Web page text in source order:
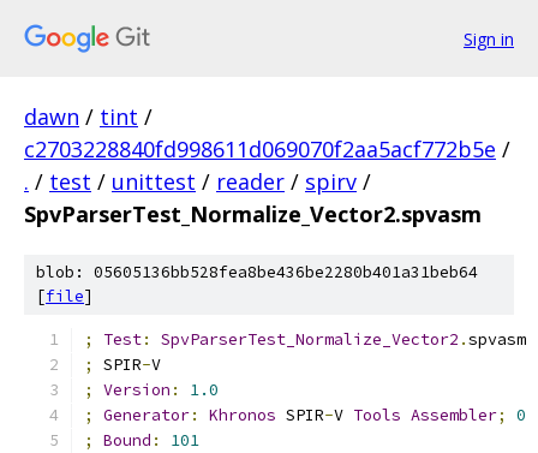
Sign in
dawn / tint /
c2703228840fd998611d069070f2aa5acf772b5e /
. / test / unittest / reader / spirv /
SpvParserTest_Normalize_Vector2.spvasm
blob: 05605136bb528fea8be436be2280b401a31beb64
[file]
; Test: SpvParserTest_Normalize_Vector2 .spvasm
;
SPIR-V
;
Version :
1.0
;
Generator: Khronos SPIR-V Tools Assembler;
0
;
Bound :
101